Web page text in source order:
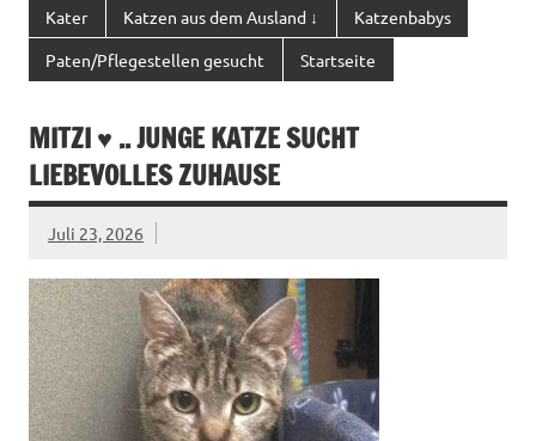
Kater Katzen aus dem Ausland ↓ Katzenbabys
Paten/Pflegestellen gesucht Startseite
MITZI ♥ .. JUNGE KATZE SUCHT
LIEBEVOLLES ZUHAUSE
Juli 23, 2026